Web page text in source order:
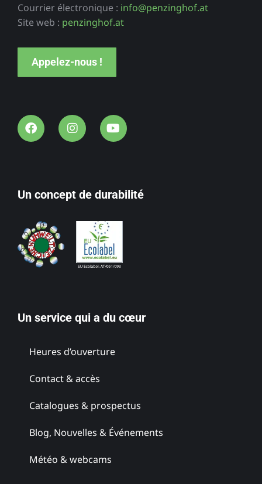
Courrier électronique : info@penzinghof.at
Site web : penzinghof.at
Appelez-nous !
Un concept de durabilité
Un service qui a du cœur
Heures d’ouverture
Contact & accès
Catalogues & prospectus
Blog, Nouvelles & Événements
Météo & webcams